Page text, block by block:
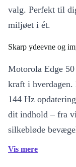
valg. Perfekt til
miljøet i ét.
Skarp ydeevne og
Motorola Edge
kraft i
144 Hz
dit indhold – fra
silkebløde
opløsning og nyd
Vis mere